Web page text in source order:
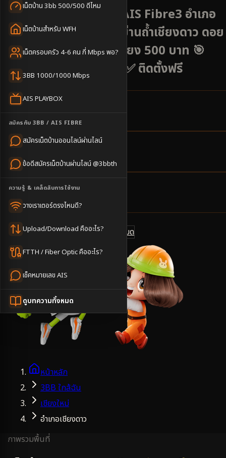
เน็ตบ้าน 3bb 500/500 ดีไหม
เน็ตบ้านสำหรับ WFH
เน็ตครอบครัว 4-6 คน กี่ Mbps พอ?
3BB 1000/1000 Mbps
AIS PLAYBOX
สมัครกับ 3BB / AIS FIBRE
สมัครเน็ตบ้านออนไลน์ผ่านไลน์
ข้อดีสมัครเน็ตบ้านผ่านไลน์ @3bbth
ความรู้ & เคล็ดลับการใช้งาน
วางเราเตอร์ตรงไหนดี?
Upload/Download คืออะไร?
FTTH / Fiber Optic คืออะไร?
เช็คหมายเลข AIS
ดูบทความทั้งหมด
✅ ติดตั้งเน็ตบ้าน 3BB AIS Fibre3 อำเภอ
เชียงดาว เชียงใหม่ ⛰️ ย่านถ้ำเชียงดาว ดอย
เชียงดาว ราคาเริ่มต้นเพียง 500 บาท 🎯
เสถียรสูง เหมาะรีสอร์ท ✅ ติดตั้งฟรี
ครอบคลุมพื้นที่
นัดช่างติดตั้ง
ราคาเริ่มต้น
แชทไลน์ @3bbth ดูแพ็กเกจทั้งหมด
หน้าหลัก
3BB ใกล้ฉัน
เชียงใหม่
อำเภอเชียงดาว
ภาพรวมพื้นที่